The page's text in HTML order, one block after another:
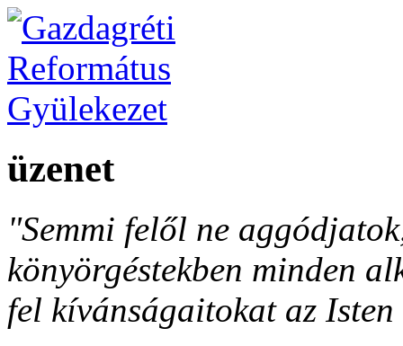
üzenet
"Semmi felől ne
könyörgéstekben minden
fel kívánságaitokat az